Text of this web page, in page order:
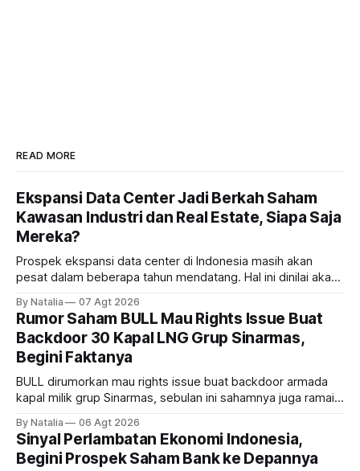
READ MORE
Ekspansi Data Center Jadi Berkah Saham
Kawasan Industri dan Real Estate, Siapa Saja
Mereka?
Prospek ekspansi data center di Indonesia masih akan
pesat dalam beberapa tahun mendatang. Hal ini dinilai akan
estate, ada siapa saja mereka?
By Natalia 07 Agt 2026
Rumor Saham BULL Mau Rights Issue Buat
Backdoor 30 Kapal LNG Grup Sinarmas,
Begini Faktanya
BULL dirumorkan mau rights issue buat backdoor armada
kapal milik grup Sinarmas, sebulan ini sahamnya juga ramai
masih menarik dilirik?
By Natalia 06 Agt 2026
Sinyal Perlambatan Ekonomi Indonesia,
Begini Prospek Saham Bank ke Depannya